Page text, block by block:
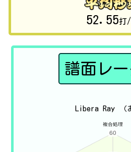
52.55打
譜面レ